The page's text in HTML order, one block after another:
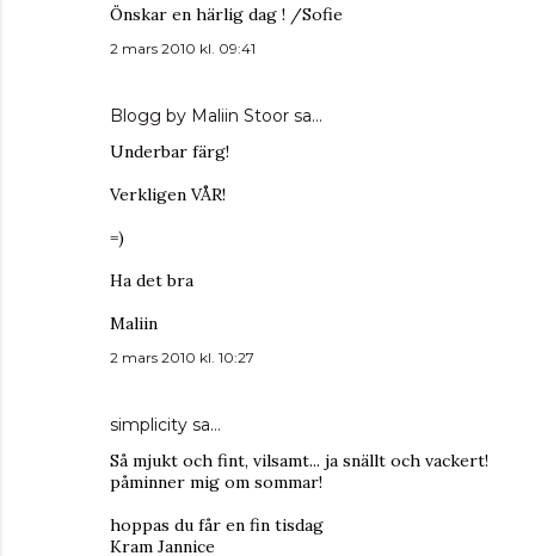
Önskar en härlig dag ! /Sofie
2 mars 2010 kl. 09:41
Blogg by Maliin Stoor sa…
Underbar färg!
Verkligen VÅR!
=)
Ha det bra
Maliin
2 mars 2010 kl. 10:27
simplicity sa…
Så mjukt och fint, vilsamt... ja snällt och vackert!
påminner mig om sommar!
hoppas du får en fin tisdag
Kram Jannice